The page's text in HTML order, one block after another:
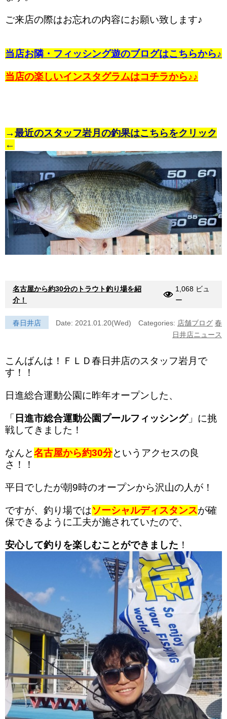
ご来店の際はお忘れの内容にお願い致します♪
当店お隣・フィッシング遊のブログはこちらから♪
当店の楽しいインスタグラムはコチラから♪♪
→最近のスタッフ岩月の釣果はこちらをクリック
←
名古屋から約30分のトラウト釣り場を紹
介！
1,068 ビュ
ー
春日井店 Date: 2021.01.20(Wed) Categories: 店舗ブログ 春
日井店ニュース
こんばんは！ＦＬＤ春日井店のスタッフ岩月で
す！！
日進総合運動公園に昨年オープンした、
「 日進市総合運動公園プールフィッシング」に挑
戦してきました！
なんと名古屋から約30分というアクセスの良
さ！！
平日でしたが朝9時のオープンから沢山の人が！
ですが、釣り場ではソーシャルディスタンスが確
保できるように工夫が施されていたので、
安心して釣りを楽しむことができました ！